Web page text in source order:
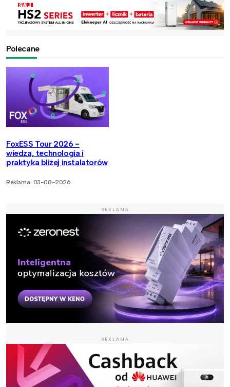
Polecane
FoxESS Tour 2026 -
wiedza, technologia i
praktyka bliżej instalatorów
Reklama 03-08-2026
REKLAMA
REKLAMA